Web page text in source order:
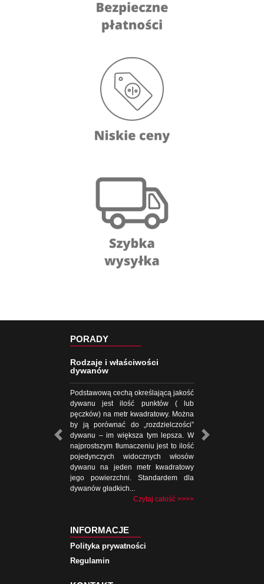
PORADY
Rodzaje i właściwości
dywanów
Podstawową cechą określającą jakość
dywanu jest ilość punktów ( lub
pęczków) na metr kwadratowy. Można
by ją porównać do „rozdzielczości”
dywanu – im większa tym lepsza. W
najprostszym tłumaczeniu jest to ilość
pojedynczych widocznych włosów
dywanu na jeden metr kwadratowy
jego powierzchni. Standardem dla
dywanów gładkich...
Czytaj całość >>>>
INFORMACJE
Polityka prywatności
Regulamin